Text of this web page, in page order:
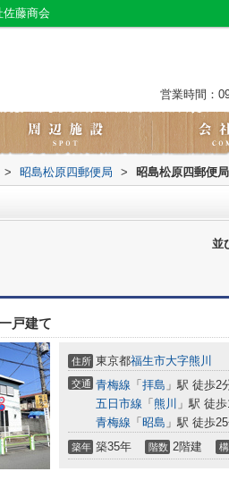
藤商会
営業時間：
> 昭島松原四郵便局 > 昭島松原四郵便
並
戸建て
住所 東京都福生市大字熊川
交通 青梅線 「 拝島 」駅 徒歩2
五日市線 「 熊川 」駅 徒
青梅線 「 昭島 」駅 徒歩
築年 築35年 階数 2階建